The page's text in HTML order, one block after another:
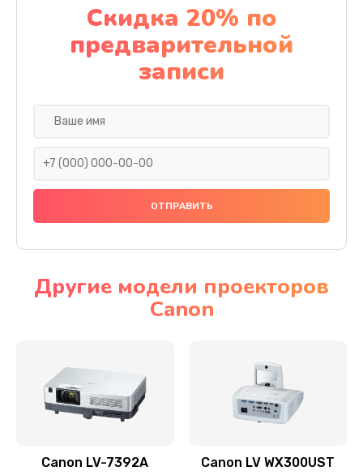
Ремонт электроплаты
1320 руб.
Заказать
Замена датчика
Замена дисплея
Замена кнопки
Заказать
Скидка 20% по
предварительной
записи
Другие модели проекторов
Canon
Canon LV-7392A Canon LV WX300UST